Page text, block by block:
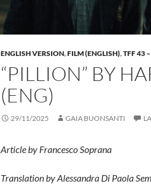
ENGLISH VERSION,FILM (ENGLISH),TFF 43
“PILLION” BY
(ENG)
29/11/2025 GAIA BUONSANTI
Article by Francesco Soprana
Translation by Alessandra Di Paola